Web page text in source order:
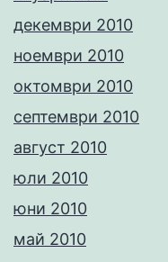
декември 2010
ноември 2010
октомври 2010
септември 2010
август 2010
юли 2010
юни 2010
май 2010